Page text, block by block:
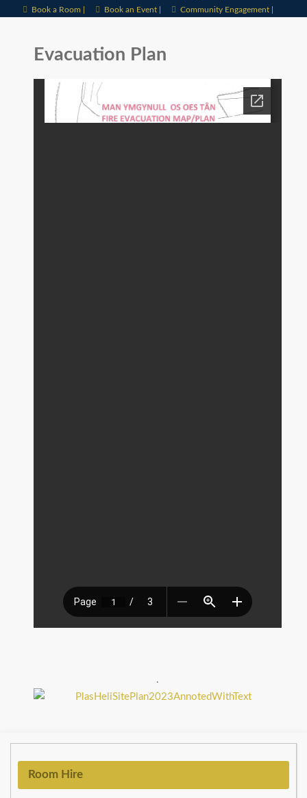
Book a Room |
Book an Event | Community Engagement |
Evacuation Plan
.
Room Hire